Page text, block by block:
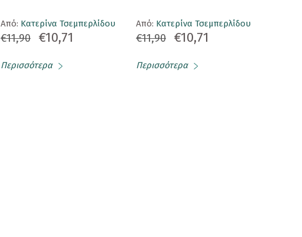
Aπό: Κατερίνα Τσεμπερλίδου
€11,90 €10,71
Περισσότερα
Aπό: Κατερίνα Τσεμπερλίδου
€11,90 €10,71
Περισσότερα